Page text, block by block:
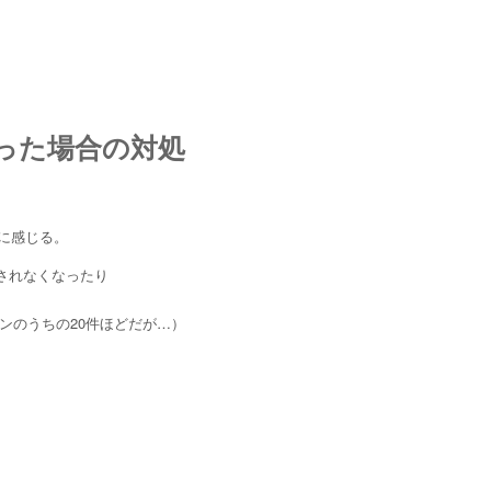
た場合の対処
じる。
れなくなったり
のうちの20件ほどだが…）